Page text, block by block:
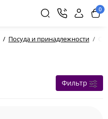
0
Посуда и принадлежности
Фильтр